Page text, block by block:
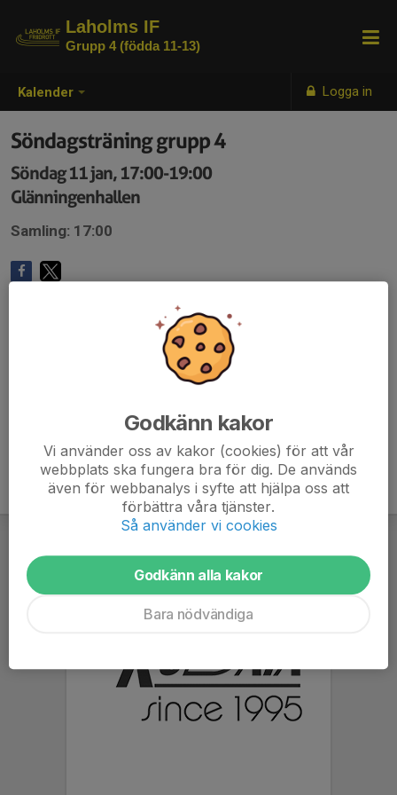
Kalender Logga in
Laholms IF
Grupp 4 (födda 11-13)
Söndagsträning grupp 4
Söndag 11 jan, 17:00-19:00
Glänningenhallen
Samling: 17:00
Godkänn kakor
Vi använder oss av kakor (cookies) för att vår
webbplats ska fungera bra för dig. De används
även för webbanalys i syfte att hjälpa oss att
förbättra våra tjänster.
Så använder vi cookies
Godkänn alla kakor
Bara nödvändiga